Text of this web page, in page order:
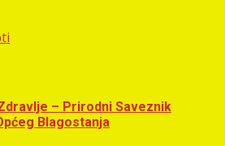
– Prirodni Saveznik
Blagostanja